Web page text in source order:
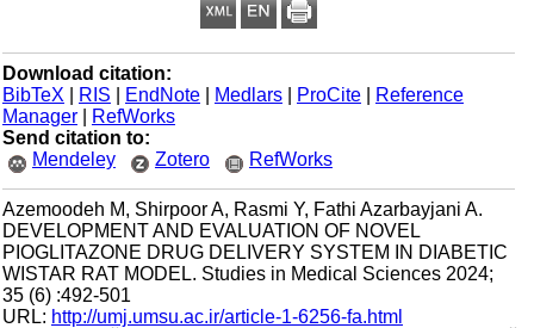
Download citation:
BibTeX
| RIS |EndNote |Medlars |ProCite |Reference
Manager
|RefWorks
Send citation to:
Mendeley
Zotero RefWorks
Azemoodeh M, Shirpoor A, Rasmi Y, Fathi Azarbayjani A.
DEVELOPMENT AND EVALUATION OF NOVEL
PIOGLITAZONE DRUG DELIVERY SYSTEM IN DIABETIC
WISTAR RAT MODEL. Studies in Medical Sciences 2024;
35 (6) :492-501
URL:http://umj.umsu.ac.ir/article-1-6256-fa.html